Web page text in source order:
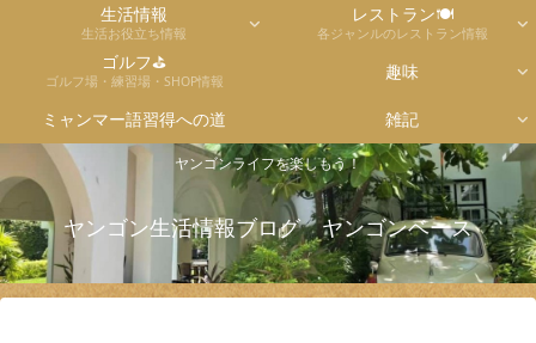
ヤンゴンライフを楽しもう！
ヤンゴン生活情報ブログ ヤンゴンベース
生活情報
生活お役立ち情報
レストラン🍽
各ジャンルのレストラン情報
ゴルフ⛳
ゴルフ場・練習場・SHOP情報 趣味
ミャンマー語習得への道 雑記